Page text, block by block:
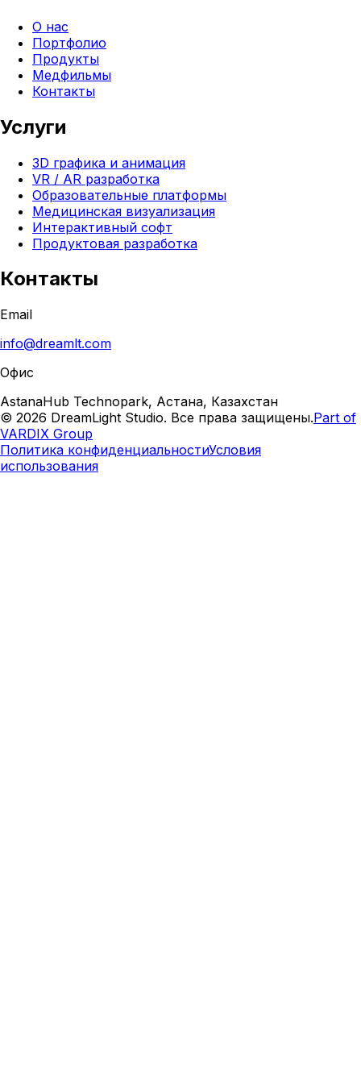
О нас
Портфолио
Продукты
Медфильмы
Контакты
Услуги
3D графика и анимация
VR / AR разработка
Образовательные платформы
Медицинская визуализация
Интерактивный софт
Продуктовая разработка
Контакты
Email
info@dreamlt.com
Офис
AstanaHub Technopark, Астана, Казахстан
© 2026 DreamLight Studio. Все права защищены.Part of
VARDIX Group
Политика конфиденциальностиУсловия
использования